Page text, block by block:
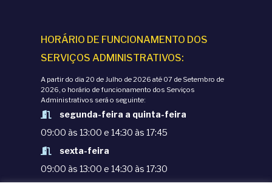
HORÁRIO DE FUNCIONAMENTO DOS
SERVIÇOS ADMINISTRATIVOS:
A partir do dia 20 de Julho de 2026 até 07 de Setembro de
2026, o horário de funcionamento dos Serviços
Administrativos será o seguinte:
segunda-feira a quinta-feira
09:00 às 13:00 e 14:30 às 17:45
sexta-feira
09:00 às 13:00 e 14:30 às 17:30